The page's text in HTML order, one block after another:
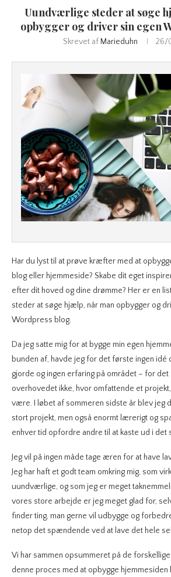
Uundværlige steder at søge
opbygger og driver sin egen
Skrevet af Marieduhn 26/
Har du lyst til at prøve kræfter med at
blog eller hjemmeside? Skabe dit eget
efter dit hoved og dine drømme? Her er en
steder at søge hjælp, når man opbygger og
Wordpress blog.
Da jeg satte mig for at bygge min egen
bunden af, havde jeg for det første ingen idé
gjorde og ingen erfaring på området – for det
overhovedet ikke, hvor omfattende et
være. I løbet af sommeren sidste år blev jeg
stort projekt, men også enormt lærerigt og
enhver tid opfordre andre til at kaste ud i det
Jeg vil på ingen måde tage æren for at have
Jeg har haft et godt team omkring mig, som
uundværlige, og som jeg er meget
vores store arbejde er jeg meget glad for,
finder ting, man gerne vil udbygge og
netop det spændende ved at lave det hele
Vi har sammen opsummeret på de
denne proces med at opbygge hjemmesiden